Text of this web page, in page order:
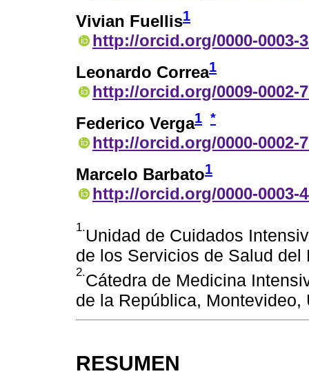
Vivian Fuellis1
http://orcid.org/0000-0003-
Leonardo Correa1
http://orcid.org/0009-0002-
Federico Verga1 *
http://orcid.org/0000-0002-
Marcelo Barbato1
http://orcid.org/0000-0003-
1.Unidad de Cuidados
de los Servicios de Salud
2.Cátedra de Medicina
de la República, Montevideo,
RESUMEN